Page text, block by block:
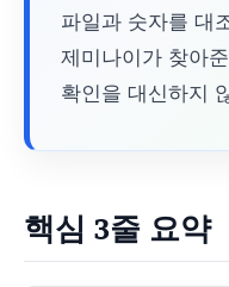
파일과 숫자를 대
제미나이가 찾아
확인을 대신하지
핵심 3줄 요약